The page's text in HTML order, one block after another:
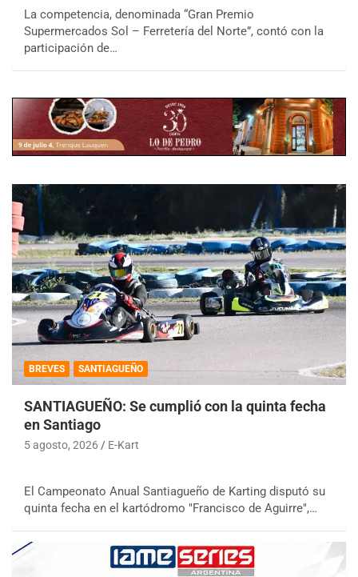
La competencia, denominada “Gran Premio
Supermercados Sol – Ferretería del Norte”, contó con la
participación de…
BREVES SANTIAGUEÑO
SANTIAGUEÑO: Se cumplió con la quinta fecha
en Santiago
5 agosto, 2026 E-Kart
El Campeonato Anual Santiagueño de Karting disputó su
quinta fecha en el kartódromo "Francisco de Aguirre",…